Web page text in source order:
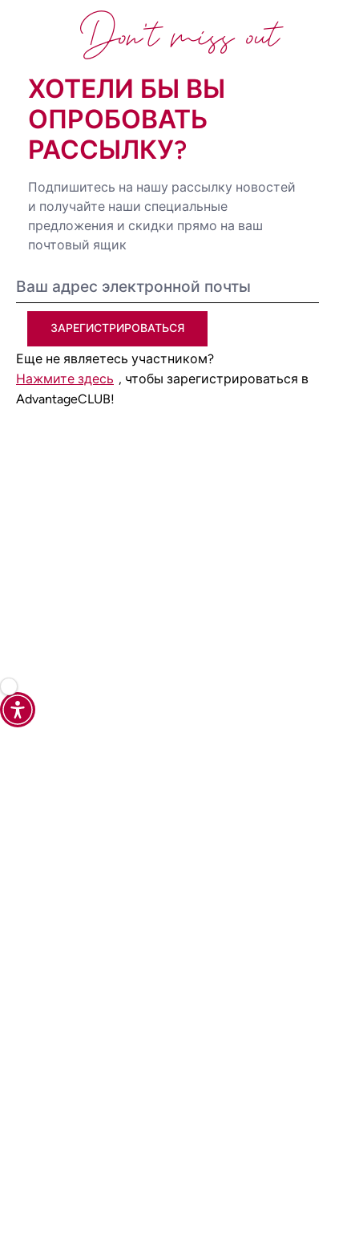
ХОТЕЛИ БЫ ВЫ
ОПРОБОВАТЬ
РАССЫЛКУ?
Подпишитесь на нашу рассылку новостей
и получайте наши специальные
предложения и скидки прямо на ваш
почтовый ящик
ЗАРЕГИСТРИРОВАТЬСЯ
Еще не являетесь участником?
Нажмите здесь , чтобы зарегистрироваться в
AdvantageCLUB!
Don't miss out